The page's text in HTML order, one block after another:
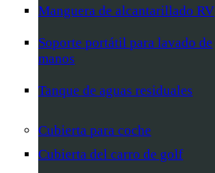
Manguera de alcantarillado RV
Soporte portátil para lavado de
manos
Tanque de aguas residuales
Cubierta para coche
Cubierta del carro de golf